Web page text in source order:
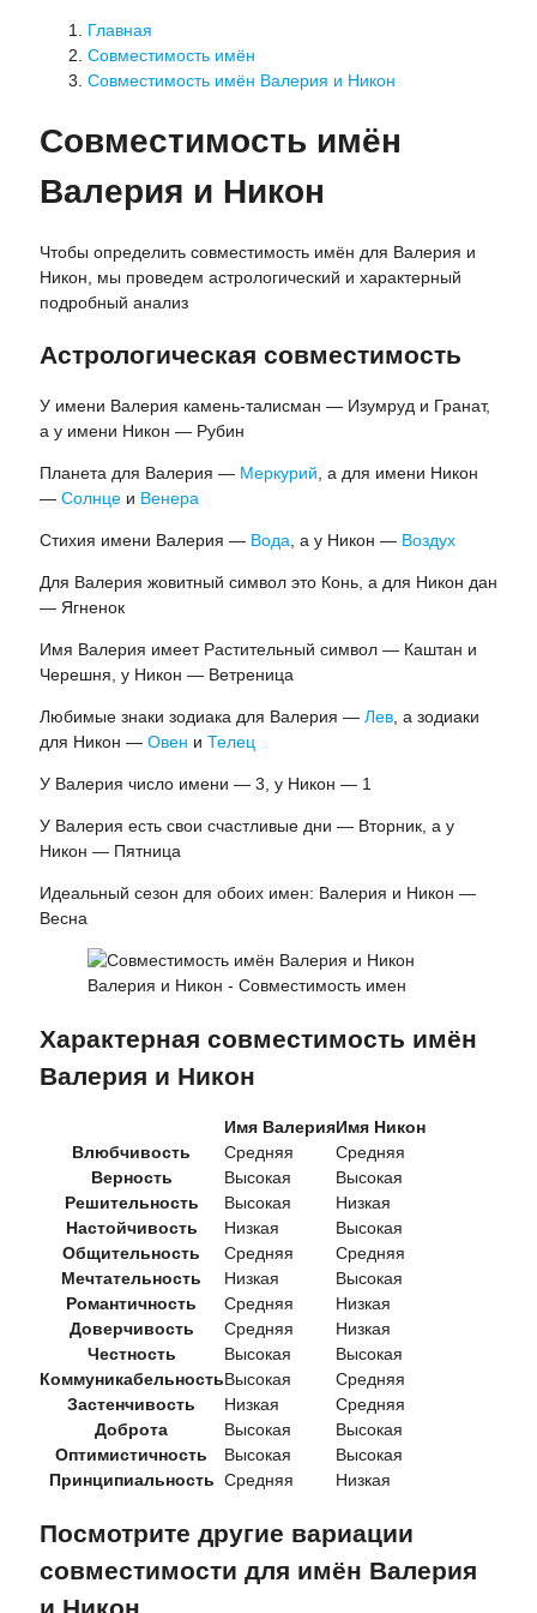
Главная
Совместимость имён
Совместимость имён Валерия и Никон
Совместимость имён
Валерия и Никон
Чтобы определить совместимость имён для Валерия и
Никон, мы проведем астрологический и характерный
подробный анализ
Астрологическая совместимость
У имени Валерия камень-талисман — Изумруд и Гранат,
а у имени Никон — Рубин
Планета для Валерия — Меркурий, а для имени Никон
— Солнцеи Венера
Стихия имени Валерия — Вода, а у Никон — Воздух
Для Валерия жовитный символ это Конь, а для Никон дан
— Ягненок
Имя Валерия имеет Растительный символ — Каштан и
Черешня, у Никон — Ветреница
Любимые знаки зодиака для Валерия — Лев, а зодиаки
для Никон — Овен и Телец
У Валерия число имени — 3, у Никон — 1
У Валерия есть свои счастливые дни — Вторник, а у
Никон — Пятница
Идеальный сезон для обоих имен: Валерия и Никон —
Весна
Валерия и Никон - Совместимость имен
Характерная совместимость имён
Валерия и Никон
Имя ВалерияИмя Никон
Влюбчивость
Средняя
Средняя
Верность
Высокая
Высокая
Решительность
Высокая
Низкая
Настойчивость
Низкая
Высокая
Общительность
Средняя
Средняя
Мечтательность
Низкая
Высокая
Романтичность
Средняя
Низкая
Доверчивость
Средняя
Низкая
Честность
Высокая
Высокая
КоммуникабельностьВысокая
Средняя
Застенчивость
Низкая
Средняя
Доброта
Высокая
Высокая
Оптимистичность
Высокая
Высокая
Принципиальность Средняя Низкая
Посмотрите другие вариации
совместимости для имён Валерия
и Никон